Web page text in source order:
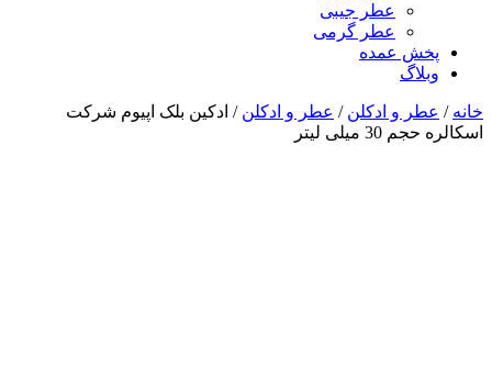
عطر جیبی
عطر گرمی
پخش عمده
وبلاگ
خانه / عطر و ادکلن / عطر و ادکلن / ادکین بلک اپیوم شرکت
اسکالره حجم 30 میلی لیتر